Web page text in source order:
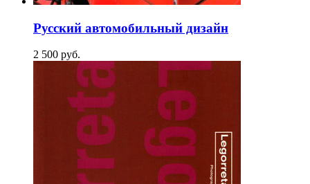
Русский автомобильный дизайн
2 500 pуб.